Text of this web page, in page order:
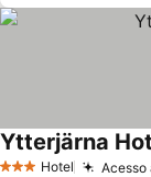
3 EstrelasHotel Acesso
Ytterjärna